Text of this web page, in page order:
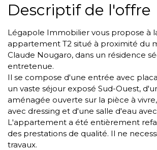
Descriptif de l'offre
Légapole Immobilier vous propose à
appartement T2 situé à proximité du
Claude Nougaro, dans un résidence
entretenue.
Il se compose d'une entrée avec
un vaste séjour exposé Sud-Ouest,
aménagée ouverte sur la pièce à
avec dressing et d'une salle d'eau
L'appartement a été entièrement
des prestations de qualité. Il ne
travaux.